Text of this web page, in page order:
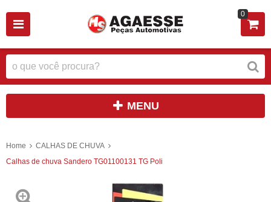
0
MENU
Home
CALHAS DE CHUVA
Calhas de chuva Sandero TG01100131 TG Poli